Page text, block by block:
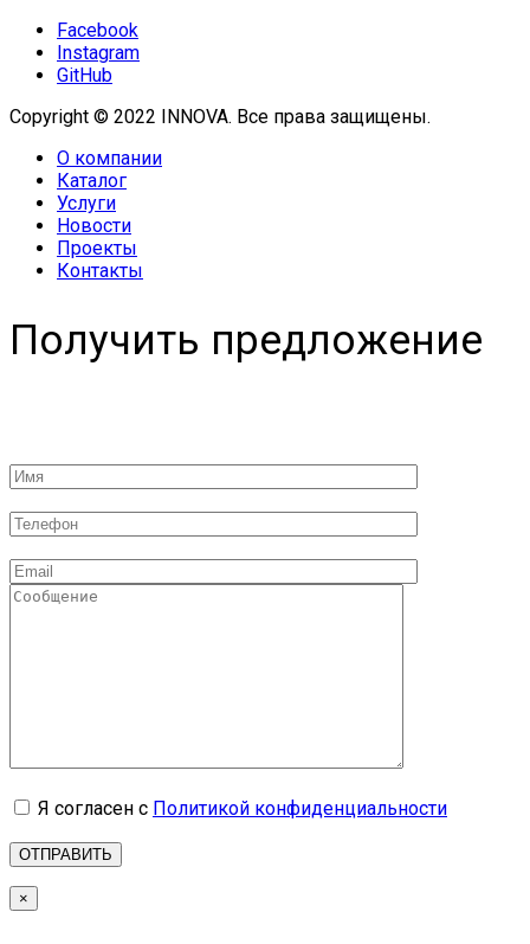
Facebook
Instagram
GitHub
Copyright © 2022 INNOVA. Все права защищены.
О компании
Каталог
Услуги
Новости
Проекты
Контакты
Получить предложение
Я согласен с Политикой конфиденциальности
×